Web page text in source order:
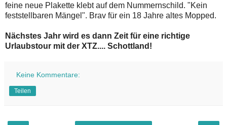
feine neue Plakette klebt auf dem Nummernschild. "Kein
feststellbaren Mängel". Brav für ein 18 Jahre altes Mopped.
Nächstes Jahr wird es dann Zeit für eine richtige
Urlaubstour mit der XTZ.... Schottland!
Keine Kommentare:
Teilen